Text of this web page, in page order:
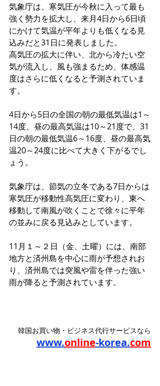
気象庁は、寒気圧が今秋に入って最も
強く勢力を拡大し、来月4日から6日頃
にかけて気温が平年よりも低くなる見
込みだと31日に発表しました。
高気圧の拡大に伴い、北から冷たい空
気が流入し、風も強まるため、体感温
度はさらに低くなると予測されていま
す。
4日から5日の全国の朝の最低気温は1～
14度、昼の最高気温は10～21度で、31
日の朝の最低気温6～16度、昼の最高気
温20～24度に比べて大きく下がるでし
ょう。
気象庁は、節気の立冬である7日からは
寒気圧が移動性高気圧に変わり、東へ
移動して南風が吹くことで徐々に平年
の並みに戻る見込みとしています。
11月１～２日（金、土曜）には、南部
地方と済州島を中心に雨が予想されお
り、済州島では突風や雷を伴った強い
雨が降ると予測されています。
韓国お買い物・ビジネス代行サービスなら
www.online-korea.com